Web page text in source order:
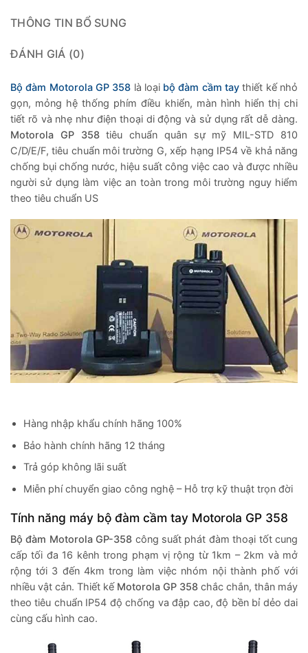
THÔNG TIN BỔ SUNG
ĐÁNH GIÁ (0)
Bộ đàm Motorola GP 358 là loại bộ đàm cầm tay thiết kế nhỏ
gọn, mỏng hệ thống phím điều khiển, màn hình hiển thị chi
tiết rõ và nhẹ như điện thoại di động và sử dụng rất dễ dàng.
Motorola GP 358tiêu chuẩn quân sự mỹ MIL-STD 810
C/D/E/F, tiêu chuẩn môi trường G, xếp hạng IP54 về khả năng
chống bụi chống nước, hiệu suất công việc cao và được nhiều
người sử dụng làm việc an toàn trong môi trường nguy hiểm
theo tiêu chuẩn US
Hàng nhập khẩu chính hãng 100%
Bảo hành chính hãng 12 tháng
Trả góp không lãi suất
Miễn phí chuyển giao công nghệ – Hỗ trợ kỹ thuật trọn đời
Tính năng máy bộ đàm cầm tay Motorola GP 358
Bộ đàm Motorola GP-358 công suất phát đàm thoại tốt cung
cấp tối đa 16 kênh trong phạm vị rộng từ 1km – 2km và mở
rộng tới 3 đến 4km trong làm việc nhóm nội thành phố với
nhiều vật cản. Thiết kế Motorola GP 358 chắc chắn, thân máy
theo tiêu chuẩn IP54 độ chống va đập cao, độ bền bỉ dẻo dai
cùng cấu hình cao.